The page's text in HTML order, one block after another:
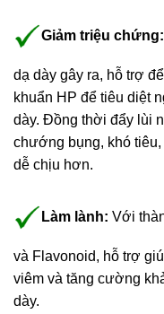
Giảm triệu chứng:
dạ dày gây ra, hỗ trợ
khuẩn HP để tiêu diệt
dày. Đồng thời đẩy lùi
chướng bụng, khó
dễ chịu hơn.
Làm lành: Với
và Flavonoid, hỗ trợ
viêm và tăng cường
dày.